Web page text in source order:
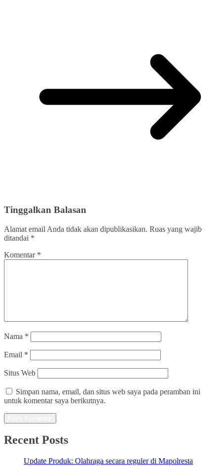
Tinggalkan Balasan
Alamat email Anda tidak akan dipublikasikan. Ruas yang wajib
ditandai *
Komentar *
Nama *
Email *
Situs Web
Simpan nama, email, dan situs web saya pada peramban ini
untuk komentar saya berikutnya.
Recent Posts
Update Produk: Olahraga secara reguler di Mapolresta